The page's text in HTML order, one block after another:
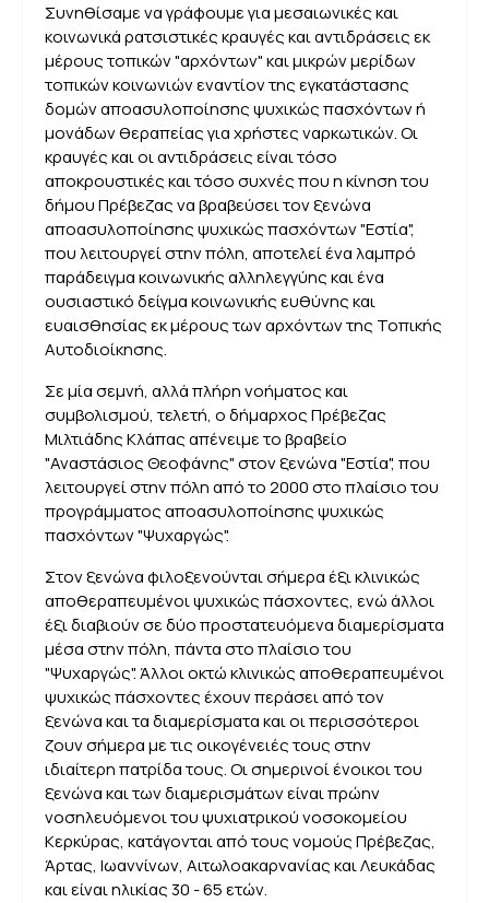
Συνηθίσαμε να γράφουμε για μεσαιωνικές και
κοινωνικά ρατσιστικές κραυγές και αντιδράσεις εκ
μέρους τοπικών "αρχόντων" και μικρών μερίδων
τοπικών κοινωνιών εναντίον της εγκατάστασης
δομών αποασυλοποίησης ψυχικώς πασχόντων ή
μονάδων θεραπείας για χρήστες ναρκωτικών. Οι
κραυγές και οι αντιδράσεις είναι τόσο
αποκρουστικές και τόσο συχνές που η κίνηση του
δήμου Πρέβεζας να βραβεύσει τον ξενώνα
αποασυλοποίησης ψυχικώς πασχόντων "Εστία",
που λειτουργεί στην πόλη, αποτελεί ένα λαμπρό
παράδειγμα κοινωνικής αλληλεγγύης και ένα
ουσιαστικό δείγμα κοινωνικής ευθύνης και
ευαισθησίας εκ μέρους των αρχόντων της Τοπικής
Αυτοδιοίκησης.
Σε μία σεμνή, αλλά πλήρη νοήματος και
συμβολισμού, τελετή, ο δήμαρχος Πρέβεζας
Μιλτιάδης Κλάπας απένειμε το βραβείο
"Αναστάσιος Θεοφάνης" στον ξενώνα "Εστία", που
λειτουργεί στην πόλη από το 2000 στο πλαίσιο του
προγράμματος αποασυλοποίησης ψυχικώς
πασχόντων "Ψυχαργώς".
Στον ξενώνα φιλοξενούνται σήμερα έξι κλινικώς
αποθεραπευμένοι ψυχικώς πάσχοντες, ενώ άλλοι
έξι διαβιούν σε δύο προστατευόμενα διαμερίσματα
μέσα στην πόλη, πάντα στο πλαίσιο του
"Ψυχαργώς". Άλλοι οκτώ κλινικώς αποθεραπευμένοι
ψυχικώς πάσχοντες έχουν περάσει από τον
ξενώνα και τα διαμερίσματα και οι περισσότεροι
ζουν σήμερα με τις οικογένειές τους στην
ιδιαίτερη πατρίδα τους. Οι σημερινοί ένοικοι του
ξενώνα και των διαμερισμάτων είναι πρώην
νοσηλευόμενοι του ψυχιατρικού νοσοκομείου
Κερκύρας, κατάγονται από τους νομούς Πρέβεζας,
Άρτας, Ιωαννίνων, Αιτωλοακαρνανίας και Λευκάδας
και είναι ηλικίας 30 - 65 ετών.